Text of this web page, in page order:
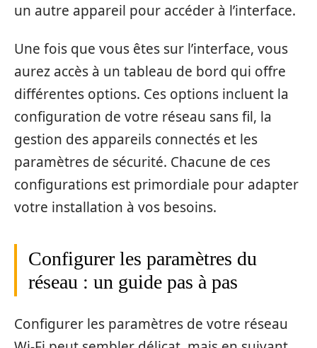
un autre appareil pour accéder à l’interface.
Une fois que vous êtes sur l’interface, vous
aurez accès à un tableau de bord qui offre
différentes options. Ces options incluent la
configuration de votre réseau sans fil, la
gestion des appareils connectés et les
paramètres de sécurité. Chacune de ces
configurations est primordiale pour adapter
votre installation à vos besoins.
Configurer les paramètres du
réseau : un guide pas à pas
Configurer les paramètres de votre réseau